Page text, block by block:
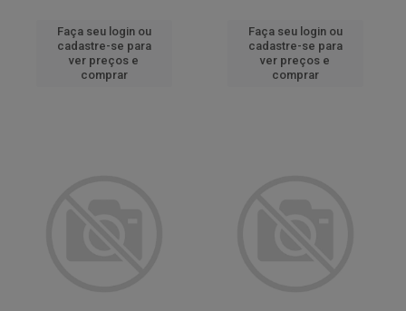
Faça seu login ou
cadastre-se para
ver preços e
comprar
Faça seu login ou
cadastre-se para
ver preços e
comprar